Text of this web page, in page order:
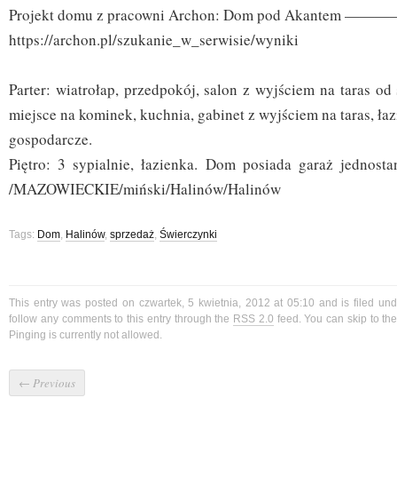
Projekt domu z pracowni Archon: Dom pod Akantem
https://archon.pl/szukanie_w_serwisie/wyniki
Parter: wiatrołap, przedpokój, salon z wyjściem na taras od
miejsce na kominek, kuchnia, gabinet z wyjściem na taras,
gospodarcze.
Piętro: 3 sypialnie, łazienka. Dom posiada garaż
/MAZOWIECKIE/miński/Halinów/Halinów
Tags: Dom, Halinów, sprzedaż, Świerczynki
This entry was posted on czwartek, 5 kwietnia, 2012 at 05:10 and is filed
follow any comments to this entry through the RSS 2.0 feed. You can skip to
Pinging is currently not allowed.
← Previous